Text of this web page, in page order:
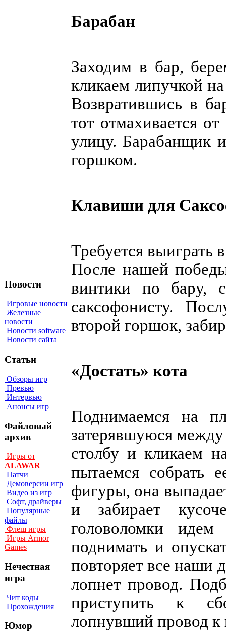
Новости
Игровые новости
Железные
новости
Новости software
Новости сайта
Статьи
Обзоры игр
Превью
Интервью
Анонсы игр
Файловый
архив
Игры от
ALAWAR
Патчи
Демоверсии игр
Видео из игр
Софт, драйверы
Популярные
файлы
Флеш игры
Игры Armor
Games
Нечестная
игра
Чит коды
Прохождения
Юмор
Барабан
Заходим в бар,
кликаем липучкой
Возвратившись в
тот отмахивается
улицу. Барабанщик
горшком.
Клавиши для
Требуется выиграть
После нашей
винтики по бару,
саксофонисту.
второй горшок,
«Достать» кота
Поднимаемся на
затерявшуюся
столбу и кликаем
пытаемся собрать
фигуры, она
и забирает
головоломки
поднимать и
повторяет все наши
лопнет провод.
приступить к
лопнувший провод к